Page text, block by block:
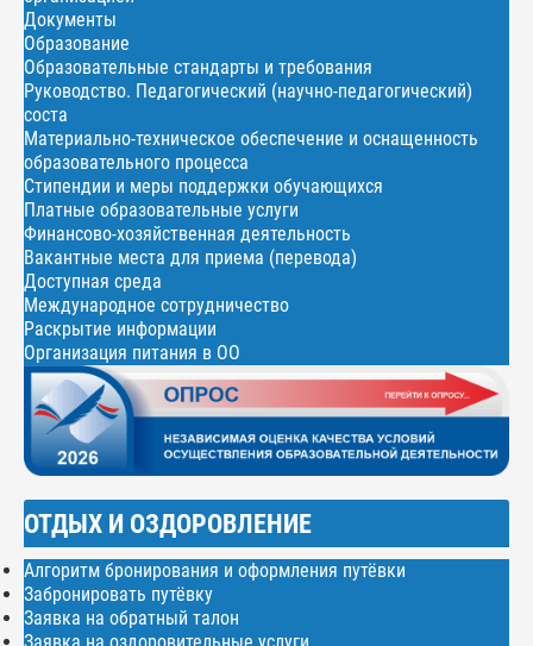
Документы
Образование
Образовательные стандарты и требования
Руководство. Педагогический (научно-педагогический)
соста
Материально-техническое обеспечение и оснащенность
образовательного процесса
Стипендии и меры поддержки обучающихся
Платные образовательные услуги
Финансово-хозяйственная деятельность
Вакантные места для приема (перевода)
Доступная среда
Международное сотрудничество
Раскрытие информации
Организация питания в ОО
ОТДЫХ И ОЗДОРОВЛЕНИЕ
Алгоритм бронирования и оформления путёвки
Забронировать путёвку
Заявка на обратный талон